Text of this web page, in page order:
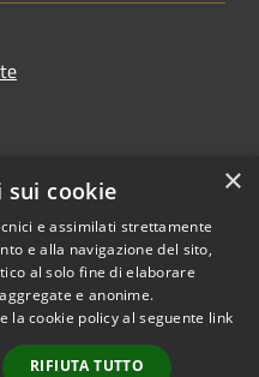
Copyright © 2026 • Città di
Municipium• Accesso
×
cookie
e assimilati strettamente
e alla navigazione del sito,
al solo fine di elaborare
e anonime.
la cookie policy al seguente link
RIFIUTA TUTTO